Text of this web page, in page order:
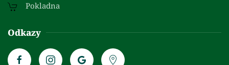
Pokladna
Odkazy